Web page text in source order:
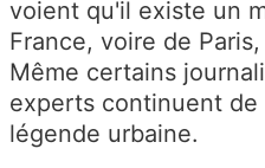
voient qu'il existe un
France, voire de
Même certains
experts continuent
légende urbaine.